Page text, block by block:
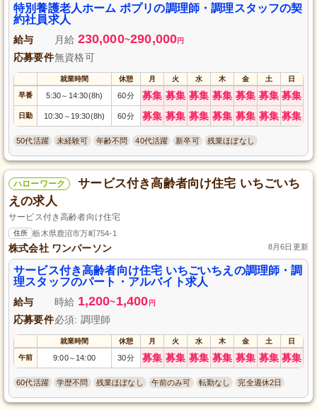
特別養護老人ホーム ポプリの調理師・調理スタッフの契
約社員求人
給与 月給 230,000~290,000円
応募要件無資格可
就業時間 休憩 月 火 水 木 金 土 日
早番 5:30～ 14:30(8h) 60分 募集 募集 募集 募集 募集 募集 募集
日勤 10:30 ～ 19:30(8h) 60分 募集 募集 募集 募集 募集 募集 募集
50代活躍 未経験可 年齢不問 40代活躍 新卒可 残業ほぼなし
ハローワーク
サービス付き高齢者向け住宅 いちごいち
えの求人
サービス付き高齢者向け住宅
住所 栃木県鹿沼市万町754-1
株式会社 ワンパーソン 8月6日更新
サービス付き高齢者向け住宅 いちごいちえの調理師・調
理スタッフのパート・アルバイト求人
給与 時給 1,200~1,400 円
応募要件必須: 調理師
就業時間 休憩 月 火 水 木 金 土 日
午前 9:00～ 14:00 30分 募集 募集 募集 募集 募集 募集 募集
60代活躍 学歴不問 残業ほぼなし 午前のみ可 転勤なし 完全週休2日